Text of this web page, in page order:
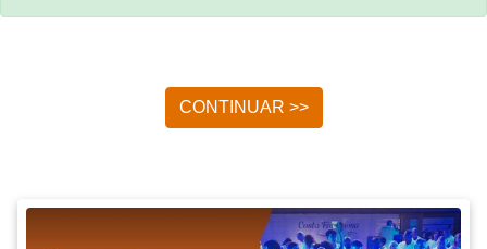
CONTINUAR >>